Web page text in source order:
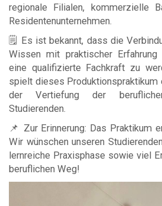
regionale Filialen, kommerzielle
Residentenunternehmen.
🗒 Es ist bekannt, dass die
Wissen mit praktischer
eine qualifizierte Fachkraft zu
spielt dieses Produktionspraktikum
der Vertiefung der
Studierenden.
📌 Zur Erinnerung: Das Praktikum
Wir wünschen unseren
lernreiche Praxisphase sowie viel
beruflichen Weg!